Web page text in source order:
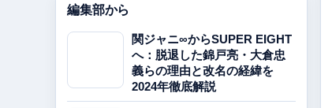
編集部から
関ジャニ∞からSUPER EIGHT
へ：脱退した錦戸亮・大倉忠
義らの理由と改名の経緯を
2024年徹底解説